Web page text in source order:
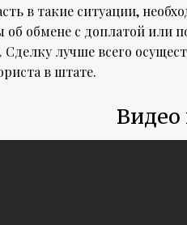
в такие ситуации,
об обмене с доплатой
лучше всего
в штате.
Видео